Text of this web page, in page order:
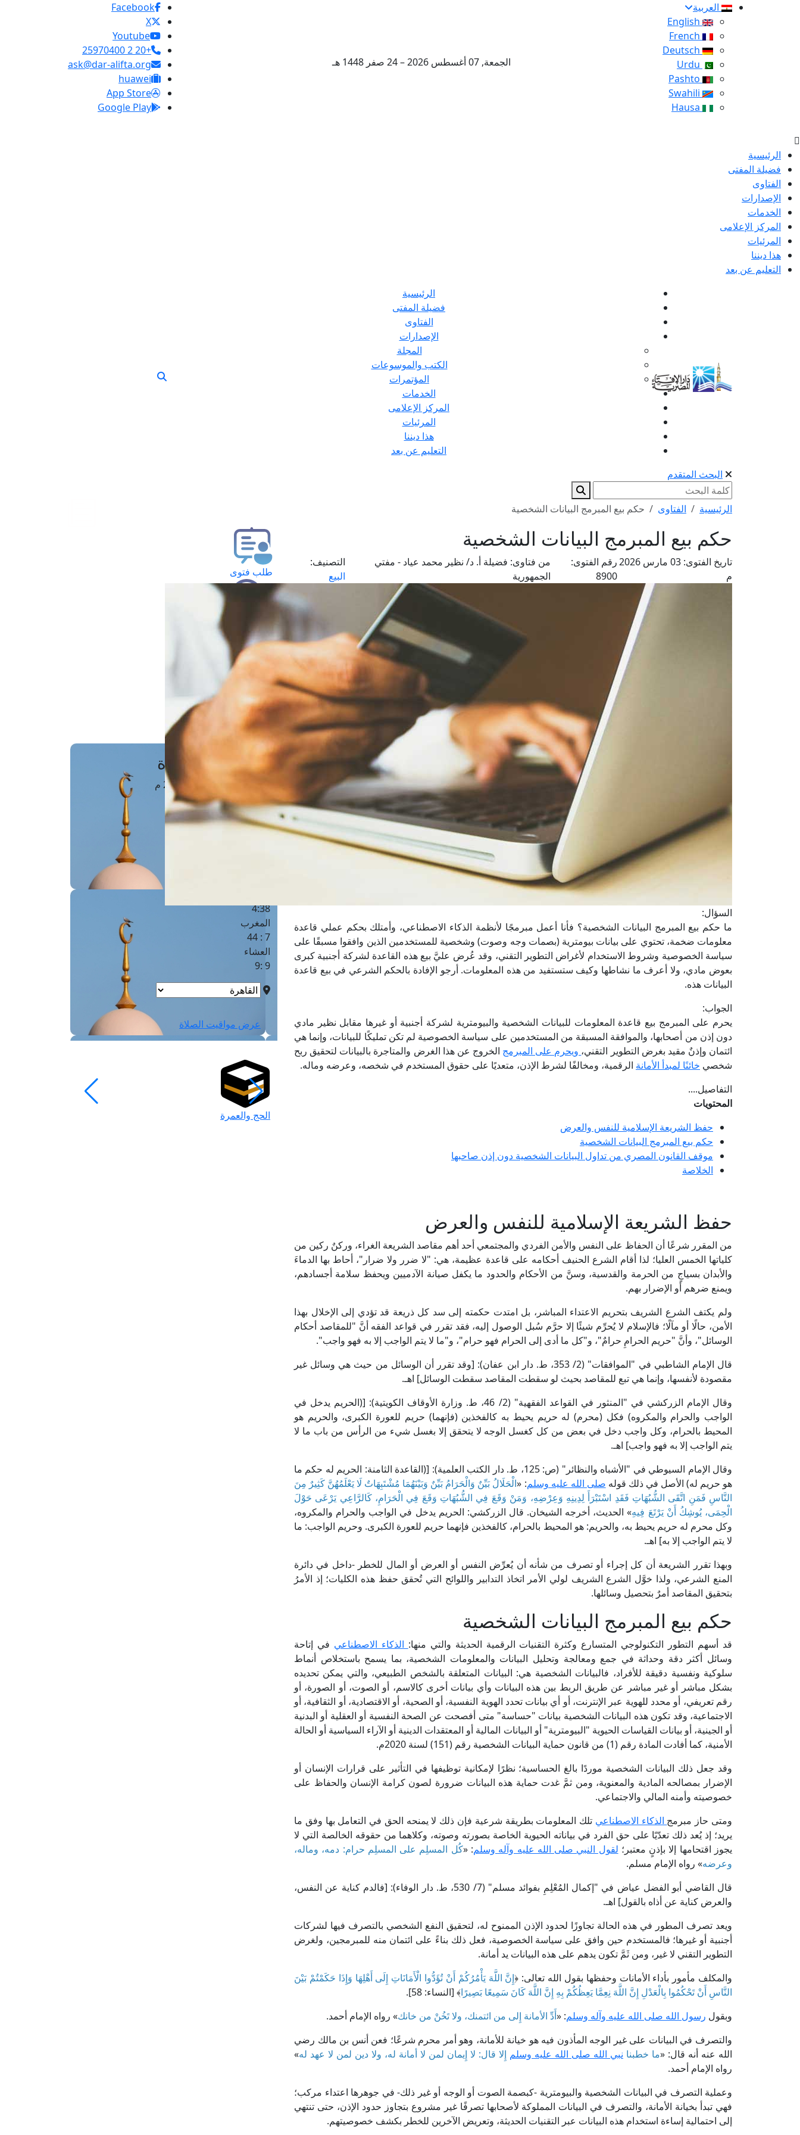
العربية
الجمعة, 07 أغسطس 2026 – 24 صفر 1448 هـ
Facebook
X
Youtube
+20 2 25970400
ask@dar-alifta.org
huawei
App Store
Google Play
الرئيسية
فضيلة المفتى
الفتاوى
الإصدارات
الخدمات
المركز الإعلامى
المرئيات
هذا ديننا
التعليم عن بعد
الرئيسية
فضيلة المفتى
الفتاوى
الإصدارات
المجلة
الكتب والموسوعات
المؤتمرات
الخدمات
المركز الإعلامى
المرئيات
هذا ديننا
التعليم عن بعد
البحث المتقدم
الرئيسية الفتاوى حكم بيع المبرمج البيانات الشخصية
حكم بيع المبرمج البيانات الشخصية
تاريخ الفتوى:
03 مارس 2026
م
رقم الفتوى:
8900
من فتاوى: فضيلة أ. د/ نظير محمد عياد - مفتي
الجمهورية
التصنيف:
البيع
السؤال:
ما حكم بيع المبرمج البيانات الشخصية؟ فأنا أعمل مبرمجًا لأنظمة الذكاء الاصطناعي، وأمتلك بحكم عملي قاعدة
معلومات ضخمة، تحتوي على بيانات بيومترية (بصمات وجه وصوت) وشخصية للمستخدمين الذين وافقوا مسبقًا على
سياسة الخصوصية وشروط الاستخدام لأغراض التطوير التقني، وقد عُرض عليَّ بيع هذه القاعدة لشركة أجنبية كبرى
بعوض مادي، ولا أعرف ما نشاطها وكيف ستستفيد من هذه المعلومات. أرجو الإفادة بالحكم الشرعي في بيع قاعدة
البيانات هذه.
الجواب:
يحرم على المبرمج بيع قاعدة المعلومات للبيانات الشخصية والبيومترية لشركة أجنبية أو غيرها مقابل نظير مادي
دون إذن من أصحابها، والموافقة المسبقة من المستخدمين على سياسة الخصوصية لم تكن تمليكًا للبيانات، وإنما هي
ائتمان وإذنٌ مقيد بغرض التطوير التقني، ويحرم على المبرمج الخروج عن هذا الغرض والمتاجرة بالبيانات لتحقيق ربح
شخصي خائنًا لمبدأ الأمانة الرقمية، ومخالفًا لشرط الإذن، متعديًا على حقوق المستخدم في شخصه، وعرضه وماله.
التفاصيل....
المحتويات
حفظ الشريعة الإسلامية للنفس والعرض
حكم بيع المبرمج البيانات الشخصية
موقف القانون المصري من تداول البيانات الشخصية دون إذن صاحبها
الخلاصة
حفظ الشريعة الإسلامية للنفس والعرض
من المقرر شرعًا أن الحفاظ على النفس والأمن الفردي والمجتمعي أحد أهم مقاصد الشريعة الغراء، وركنٌ ركين من
كلياتها الخمس العليا؛ لذا أقام الشرع الحنيف أحكامه على قاعدة عظيمة، هي: "لا ضرر ولا ضرار"، أحاط بها الدماءَ
والأبدان بسياجٍ من الحرمة والقدسية، وسنَّ من الأحكام والحدود ما يكفل صيانة الآدميين ويحفظ سلامة أجسادهم،
ويمنع ضرهم أو الإضرار بهم.
ولم يكتف الشرع الشريف بتحريم الاعتداء المباشر، بل امتدت حكمته إلى سد كل ذريعة قد تؤدي إلى الإخلال بهذا
الأمن، حالًا أو مآلًا؛ فالإسلام لا يُحرِّم شيئًا إلا حرَّم سُبل الوصول إليه، فقد تقرر في قواعد الفقه أنَّ "للمقاصد أحكام
الوسائل"، وأنَّ "حريم الحرامِ حرامٌ"، و"كل ما أدى إلى الحرام فهو حرام"، و"ما لا يتم الواجب إلا به فهو واجب".
قال الإمام الشاطبي في "الموافقات" (2/ 353، ط. دار ابن عفان): [وقد تقرر أن الوسائل من حيث هي وسائل غير
مقصودة لأنفسها، وإنما هي تبع للمقاصد بحيث لو سقطت المقاصد سقطت الوسائل] اهـ.
وقال الإمام الزركشي في "المنثور في القواعد الفقهية" (2/ 46، ط. وزارة الأوقاف الكويتية): [(الحريم يدخل في
الواجب والحرام والمكروه) فكل (محرم) له حريم يحيط به كالفخذين (فإنهما) حريم للعورة الكبرى، والحريم هو
المحيط بالحرام، وكل واجب دخل في بعض من كل كغسل الوجه لا يتحقق إلا بغسل شيء من الرأس من باب ما لا
يتم الواجب إلا به فهو واجب] اهـ.
وقال الإمام السيوطي في "الأشباه والنظائر" (ص: 125، ط. دار الكتب العلمية): [(القاعدة الثامنة: الحريم له حكم ما
هو حريم له) الأصل في ذلك قوله صلى الله عليه وسلم: «الْحَلَالُ بَيِّنٌ وَالْحَرَامُ بَيِّنٌ وَبَيْنَهُمَا مُشْتَبِهَاتٌ لَا يَعْلَمُهُنَّ كَثِيرٌ مِنَ
النَّاسِ فَمَنِ اتَّقَى الشُّبُهَاتِ فَقَدِ اسْتَبْرَأَ لِدِينِهِ وَعِرْضِهِ، وَمَنْ وَقَعَ فِي الشُّبُهَاتِ وَقَعَ فِي الْحَرَامِ، كَالرَّاعِي يَرْعَى حَوْلَ
الْحِمَى، يُوشِكُ أَنْ يَرْتَعَ فِيهِ» الحديث، أخرجه الشيخان. قال الزركشي: الحريم يدخل في الواجب والحرام والمكروه،
وكل محرم له حريم يحيط به، والحريم: هو المحيط بالحرام، كالفخذين فإنهما حريم للعورة الكبرى. وحريم الواجب: ما
لا يتم الواجب إلا به] اهـ.
وبهذا تقرر الشريعة أن كل إجراء أو تصرف من شأنه أن يُعرِّض النفس أو العرض أو المال للخطر -داخل في دائرة
المنع الشرعي، ولذا خوَّل الشرع الشريف لولي الأمر اتخاذ التدابير واللوائح التي تُحقق حفظ هذه الكليات؛ إذ الأمرُ
بتحقيق المقاصد أمرٌ بتحصيل وسائلها.
حكم بيع المبرمج البيانات الشخصية
قد أسهم التطور التكنولوجي المتسارع وكثرة التقنيات الرقمية الحديثة والتي منها: الذكاء الاصطناعي في إتاحة
وسائل أكثر دقة وحداثة في جمع ومعالجة وتحليل البيانات والمعلومات الشخصية، بما يسمح باستخلاص أنماط
سلوكية ونفسية دقيقة للأفراد، فالبيانات الشخصية هي: البيانات المتعلقة بالشخص الطبيعي، والتي يمكن تحديده
بشكل مباشر أو غير مباشر عن طريق الربط بين هذه البيانات وأي بيانات أخرى كالاسم، أو الصوت، أو الصورة، أو
رقم تعريفي، أو محدد للهوية عبر الإنترنت، أو أي بيانات تحدد الهوية النفسية، أو الصحية، أو الاقتصادية، أو الثقافية، أو
الاجتماعية، وقد تكون هذه البيانات الشخصية بيانات "حساسة" متى أفصحت عن الصحة النفسية أو العقلية أو البدنية
أو الجينية، أو بيانات القياسات الحيوية "البيومترية" أو البيانات المالية أو المعتقدات الدينية أو الآراء السياسية أو الحالة
الأمنية، كما أفادت المادة رقم (1) من قانون حماية البيانات الشخصية رقم (151) لسنة 2020م.
وقد جعل ذلك البيانات الشخصية موردًا بالغ الحساسية؛ نظرًا لإمكانية توظيفها في التأثير على قرارات الإنسان أو
الإضرار بمصالحه المادية والمعنوية، ومن ثمَّ غدت حماية هذه البيانات ضرورة لصون كرامة الإنسان والحفاظ على
خصوصيته وأمنه المالي والاجتماعي.
ومتى حاز مبرمج الذكاء الاصطناعي تلك المعلومات بطريقة شرعية فإن ذلك لا يمنحه الحق في التعامل بها وفق ما
يريد؛ إذ يُعد ذلك تعدّيًا على حق الفرد في بياناته الحيوية الخاصة بصورته وصوته، وكلاهما من حقوقه الخالصة التي لا
يجوز اقتحامها إلا بإذنٍ معتبر؛ لقول النبي صلى الله عليه وآله وسلم: «كُل المسلِم على المسلِم حرام: دمه، وماله،
وعرضه» رواه الإمام مسلم.
قال القاضي أبو الفضل عياض في "إكمال المُعْلِمِ بفوائد مسلم" (7/ 530، ط. دار الوفاء): [فالدم كناية عن النفس،
والعرض كناية عن أذاه بالقول] اهـ.
ويعد تصرف المطور في هذه الحالة تجاوزًا لحدود الإذن الممنوح له، لتحقيق النفع الشخصي بالتصرف فيها لشركات
أجنبية أو غيرها؛ فالمستخدم حين وافق على سياسة الخصوصية، فعل ذلك بناءً على ائتمان منه للمبرمجين، ولغرض
التطوير التقني لا غير، ومن ثَمَّ تكون يدهم على هذه البيانات يد أمانة.
والمكلف مأمور بأداء الأمانات وحفظها بقول الله تعالى: ﴿إِنَّ اللَّهَ يَأْمُرُكُمْ أَنْ تُؤَدُّوا الْأَمَانَاتِ إِلَى أَهْلِهَا وَإِذَا حَكَمْتُمْ بَيْنَ
النَّاسِ أَنْ تَحْكُمُوا بِالْعَدْلِ إِنَّ اللَّهَ نِعِمَّا يَعِظُكُمْ بِهِ إِنَّ اللَّهَ كَانَ سَمِيعًا بَصِيرًا﴾ [النساء: 58].
وبقول رسول الله صلى الله عليه وآله وسلم: «أَدِّ الأمانة إِلى من ائتمنك، ولا تَخُنْ من خانك» رواه الإمام أحمد.
والتصرف في البيانات على غير الوجه المأذون فيه هو خيانة للأمانة، وهو أمر محرم شرعًا؛ فعن أنس بن مالك رضي
الله عنه أنه قال: «ما خطبنا نبي الله صلى الله عليه وسلم إِلا قال: لا إِيمان لمن لا أمانة له، ولا دين لمن لا عهد له»
رواه الإمام أحمد.
وعملية التصرف في البيانات الشخصية والبيومترية -كبصمة الصوت أو الوجه أو غير ذلك- في جوهرها اعتداء مركب؛
فهي تبدأ بخيانة الأمانة، والتصرف في البيانات المملوكة لأصحابها تصرفًا غير مشروع بتجاوز حدود الإذن، حتى تنتهي
إلى احتمالية إساءة استخدام هذه البيانات عبر التقنيات الحديثة، وتعريض الآخرين للخطر بكشف خصوصيتهم.
طلب فتوى
استعلام عن فتوى
حجز موعد
الفتوى الهاتفية
مَواقِيتُ الصَّـــلاة
القاهرة · 07 أغسطس 2026 م
الفجر
4 :41
4:38
المغرب
7 : 44
العشاء
9 :9
عرض مواقيت الصلاة
الحج والعمرة